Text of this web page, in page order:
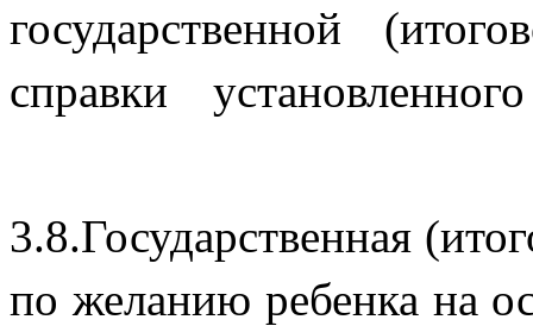
государственной
справки
3.8.Государственная
по желанию ребенка на